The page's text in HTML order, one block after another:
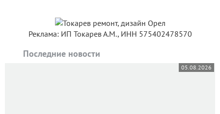
Реклама: ИП Токарев А.М., ИНН 575402478570
Последние новости
05.08.2026